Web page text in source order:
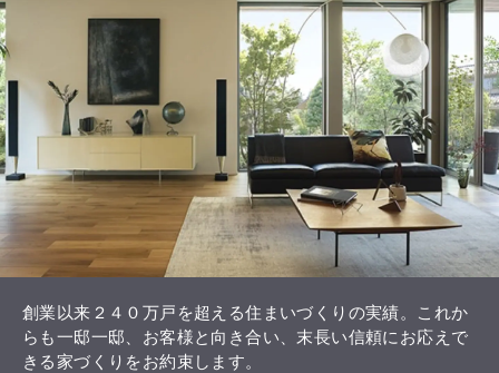
全タイプに対応。
フェアウェイはもちろん、ラフやバンカーのセットも
あるので、よりリアルに近い感覚でゴルフを楽しむこ
とが出来ます。
創業以来２４０万戸を超える住まいづくりの実績。これか
らも一邸一邸、お客様と向き合い、末長い信頼にお応えで
きる家づくりをお約束します。